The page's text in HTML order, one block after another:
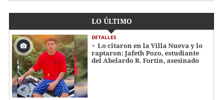
LO ÚLTIMO
DETALLES
Lo citaron en la Villa Nueva y lo
raptaron: Jafeth Pozo, estudiante
del Abelardo R. Fortín, asesinado